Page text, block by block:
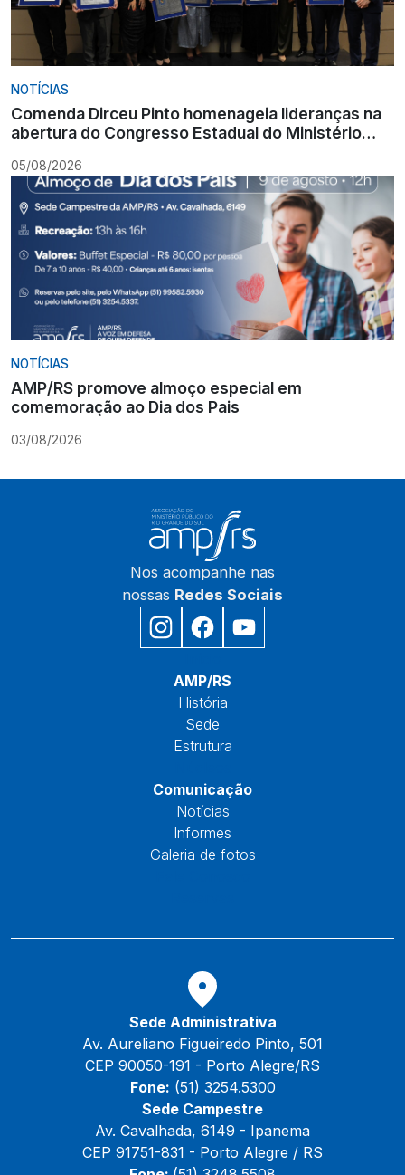
NOTÍCIAS
Comenda Dirceu Pinto homenageia lideranças na
abertura do Congresso Estadual do Ministério
05/08/2026
NOTÍCIAS
AMP/RS promove almoço especial em
comemoração ao Dia dos Pais
03/08/2026
Nos acompanhe nas
nossas Redes Sociais
AMP/RS
História
Sede
Estrutura
Comunicação
Notícias
Informes
Galeria de fotos
Sede Administrativa
Av. Aureliano Figueiredo Pinto, 501
CEP 90050-191 - Porto Alegre/RS
Fone: (51) 3254.5300
Sede Campestre
Av. Cavalhada, 6149 - Ipanema
CEP 91751-831 - Porto Alegre / RS